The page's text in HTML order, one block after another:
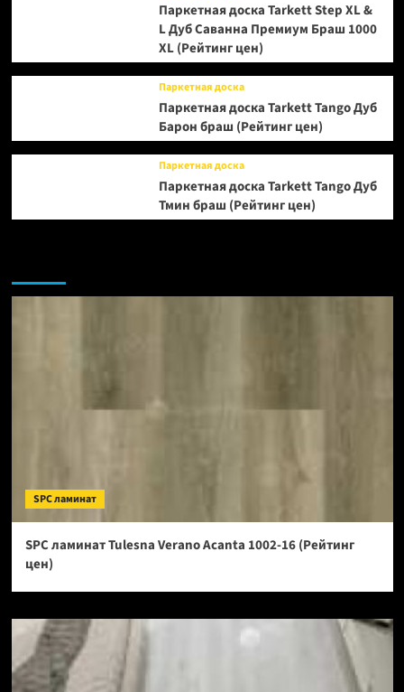
Паркетная доска Tarkett Step XL &
L Дуб Саванна Премиум Браш 1000
XL (Рейтинг цен)
Паркетная доска
Паркетная доска Tarkett Tango Дуб
Барон браш (Рейтинг цен)
Паркетная доска
Паркетная доска Tarkett Tango Дуб
Тмин браш (Рейтинг цен)
SPC ламинат
SPC ламинат Tulesna Verano Acanta 1002-16 (Рейтинг
цен)